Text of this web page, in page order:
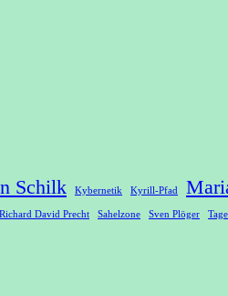
Schilk Kybernetik Kyrill-Pfad
Richard David Precht Sahelzone Sven Plöger